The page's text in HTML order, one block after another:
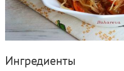
Ингредиенты